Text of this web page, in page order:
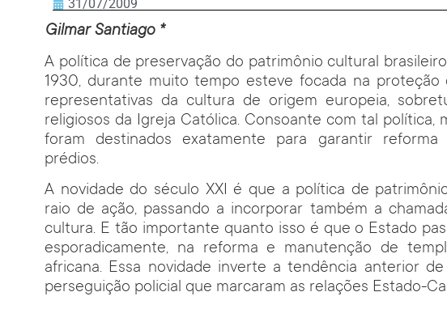
31/07/2009
Gilmar Santiago *
A política de preservação do patrimônio cultural
1930, durante muito tempo esteve focada na proteção
representativas da cultura de origem europeia,
religiosos da Igreja Católica. Consoante com tal política,
foram destinados exatamente para garantir reforma
prédios.
A novidade do século XXI é que a política de
raio de ação, passando a incorporar também a
cultura. E tão importante quanto isso é que o Estado
esporadicamente, na reforma e manutenção de
africana. Essa novidade inverte a tendência anterior
perseguição policial que marcaram as relações Estado-